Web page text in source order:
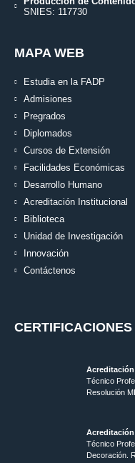
SNIES: 117730
MAPA WEB
Estudia en la FADP
Admisiones
Pregrados
Diplomados
Cursos de Extensión
Facilidades Económicas
Desarrollo Humano
Acreditación Institucional
Biblioteca
Unidad de Investigación
Innovación
Contáctenos
CERTIFICACIONES
Técnico
Resolución
Técnico
Decoración.